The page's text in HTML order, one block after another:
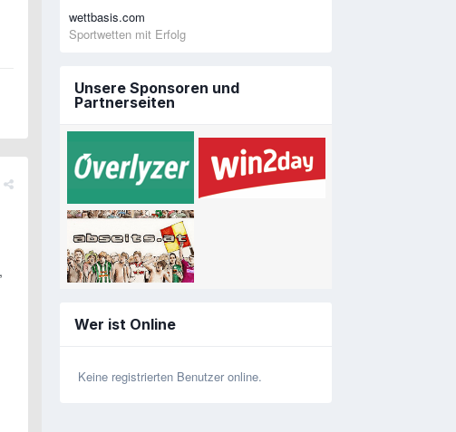
wettbasis.com
Sportwetten mit Erfolg
Unsere Sponsoren und
Partnerseiten
Wer ist Online
Keine registrierten Benutzer online.